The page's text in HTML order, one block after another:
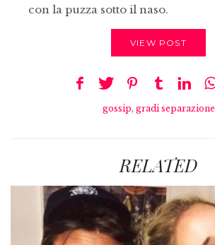
con la puzza sotto il naso.
VIEW POST
gossip, gradi separazione
RELATED